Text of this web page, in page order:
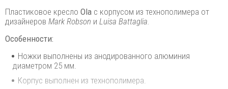
Пластиковое кресло Ola с корпусом из технополимера от
дизайнеров Mark Robson и Luisa Battaglia.
Особенности:
Ножки выполнены из анодированного алюминия
диаметром 25 мм.
Корпус выполнен из технополимера.